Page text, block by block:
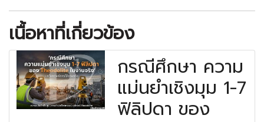
เนื้อหาที่เกี่ยวข้อง
กรณีศึกษา ความ
แม่นยำเชิงมุม 1-7
ฟิลิปดา ของ